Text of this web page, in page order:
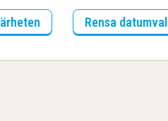
Rensa datumval